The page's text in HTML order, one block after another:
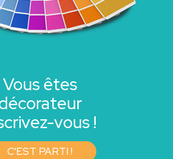
Vous êtes
vous !
C'EST PARTI !